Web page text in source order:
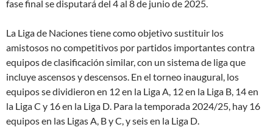
fase final se disputará del 4 al 8 de junio de 2025.
La Liga de Naciones tiene como objetivo sustituir los
amistosos no competitivos por partidos importantes contra
equipos de clasificación similar, con un sistema de liga que
incluye ascensos y descensos. En el torneo inaugural, los
equipos se dividieron en 12 en la Liga A, 12 en la Liga B, 14 en
la Liga C y 16 en la Liga D. Para la temporada 2024/25, hay 16
equipos en las Ligas A, B y C, y seis en la Liga D.